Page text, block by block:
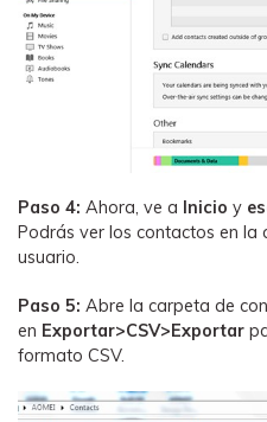
Paso 4: Ahora, ve a Inicio y
Podrás ver los contactos en la
usuario.
Paso 5: Abre la carpeta de
en Exportar>CSV>Exportar
formato CSV.